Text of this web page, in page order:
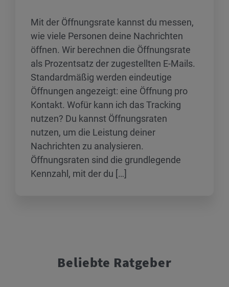
Mit der Öffnungsrate kannst du messen,
wie viele Personen deine Nachrichten
öffnen. Wir berechnen die Öffnungsrate
als Prozentsatz der zugestellten E-Mails.
Standardmäßig werden eindeutige
Öffnungen angezeigt: eine Öffnung pro
Kontakt. Wofür kann ich das Tracking
nutzen? Du kannst Öffnungsraten
nutzen, um die Leistung deiner
Nachrichten zu analysieren.
Öffnungsraten sind die grundlegende
Kennzahl, mit der du […]
Beliebte Ratgeber